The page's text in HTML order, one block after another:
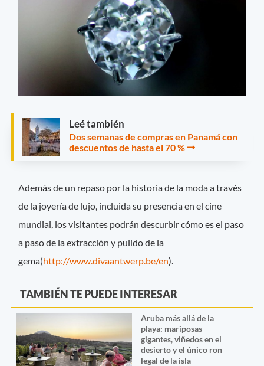
Leé también
Dos semanas de compras en Panamá con
descuentos de hasta el 70 %
Además de un repaso por la historia de la moda a través
de la joyería de lujo, incluida su presencia en el cine
mundial, los visitantes podrán descurbir cómo es el paso
a paso de la extracción y pulido de la
gema(http://www.divaantwerp.be/en).
TAMBIÉN TE PUEDE INTERESAR
Aruba más allá de la
playa: mariposas
gigantes, viñedos en el
desierto y el único ron
legal de la isla